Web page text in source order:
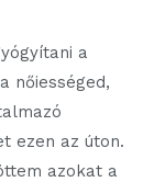
a
nőiességed,
ezen az úton.
azokat a